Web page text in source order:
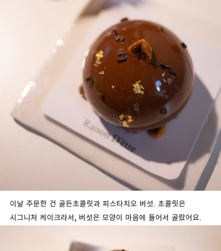
이날 주문한 건 골든초콜릿과 피스타치오 버섯. 초콜릿은
시그니처 케이크라서, 버섯은 모양이 마음에 들어서 골랐어요.